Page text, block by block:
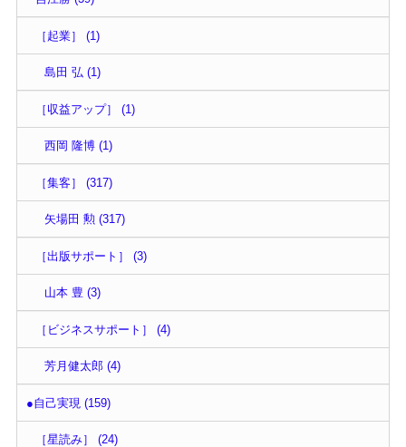
［起業］ (1)
島田 弘 (1)
［収益アップ］ (1)
西岡 隆博 (1)
［集客］ (317)
矢場田 勲 (317)
［出版サポート］ (3)
山本 豊 (3)
［ビジネスサポート］ (4)
芳月健太郎 (4)
●自己実現 (159)
［星読み］ (24)